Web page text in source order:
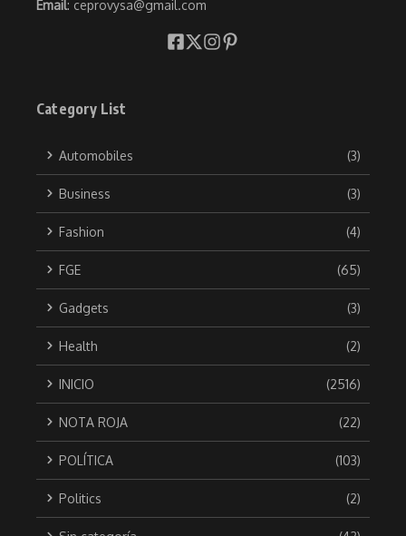
Email: ceprovysa@gmail.com
Category List
Automobiles (3)
Business (3)
Fashion (4)
FGE (65)
Gadgets (3)
Health (2)
INICIO (2516)
NOTA ROJA (22)
POLÍTICA (103)
Politics (2)